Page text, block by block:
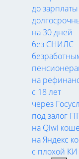
до зарплаты
на 30 дней
без СНИЛС
на
с 18 лет
через
под залог
на Qiwi
на Яндекс
с плохой КИ